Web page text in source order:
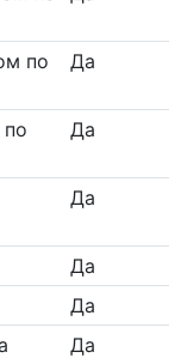
по
Да
Да
Да
Да
Да
Да